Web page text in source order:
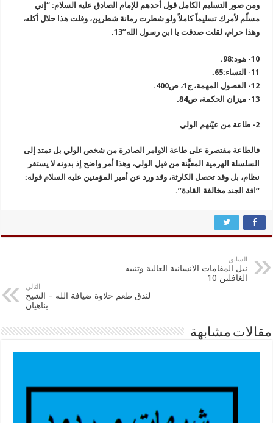
ومن صور التسليم الكامل قول أحدهم للإمام الصادق‏ عليه السلام: “إني
مسلّم لأمرك تسليماً كاملاً ولو شطرت رمانة شطرين، وقلت هذا حلال أكله،
وهذا حرام، لقلت صدقت يا ابن رسول الله”13.
10- هود:98.
11- النساء:65.
12- الفصول المهمة، ج‏1، ص‏400.
13- ميزان الحكمة، ص‏84.
2- طاعة من عيّنهم الولي
فالطاعة مقتصرة على طاعة الاوامر الصادرة من شخص الولي بل تمتد إلى
السلسلة الهرمية المعيَّنة من قبل الولي، وهذا أمر واضح إذ بدونه لا يستقر
نظام، بل وقد تحصل الكارثة، وقد ورد عن أمير المؤمنين عليه السلام قوله:
“افة الجند مخالفة القادة”.
السابق
نيل المقامات الانسانية العالية وتنبيه
الغافلين 10
التالي
لنذق طعم حلاوة ضيافة الله – الشيخ
بناهيان
مقالات مشابهة